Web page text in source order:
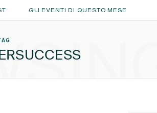
GLI EVENTI DI QUESTO MESE